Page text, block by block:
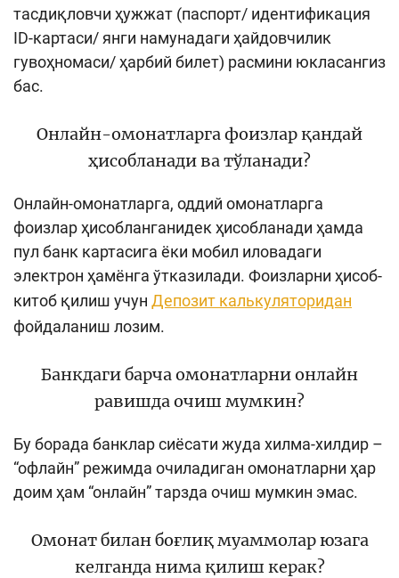
тасдиқловчи ҳужжат (паспорт/ идентификация
ID-картаси/ янги намунадаги ҳайдовчилик
гувоҳномаси/ ҳарбий билет) расмини юкласангиз
бас.
Онлайн-омонатларга фоизлар қандай
ҳисобланади ва тўланади?
Онлайн-омонатларга, оддий омонатларга
фоизлар ҳисобланганидек ҳисобланади ҳамда
пул банк картасига ёки мобил иловадаги
электрон ҳамёнга ўтказилади. Фоизларни ҳисоб-
китоб қилиш учун Депозит калькуляторидан
фойдаланиш лозим.
Банкдаги барча омонатларни онлайн
равишда очиш мумкин?
Бу борада банклар сиёсати жуда хилма-хилдир –
“офлайн” режимда очиладиган омонатларни ҳар
доим ҳам “онлайн” тарзда очиш мумкин эмас.
Омонат билан боғлиқ муаммолар юзага
келганда нима қилиш керак?